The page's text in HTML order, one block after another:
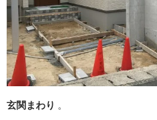
玄関まわり 。